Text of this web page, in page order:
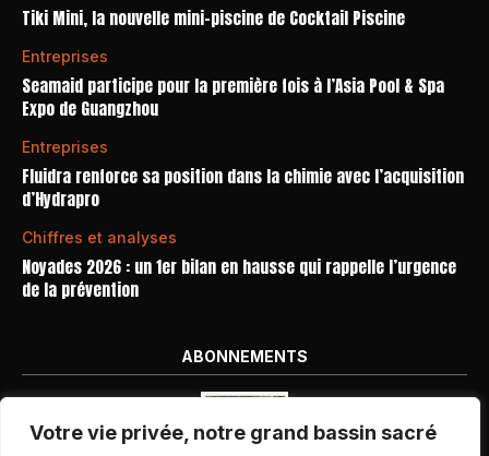
Votre vie privée, notre grand bassin sacré
Tiki Mini, la nouvelle mini-piscine de Cocktail Piscine
Entreprises
Seamaid participe pour la première fois à l’Asia Pool & Spa
Expo de Guangzhou
Entreprises
Fluidra renforce sa position dans la chimie avec l’acquisition
d’Hydrapro
Chiffres et analyses
Noyades 2026 : un 1er bilan en hausse qui rappelle l’urgence
de la prévention
ABONNEMENTS